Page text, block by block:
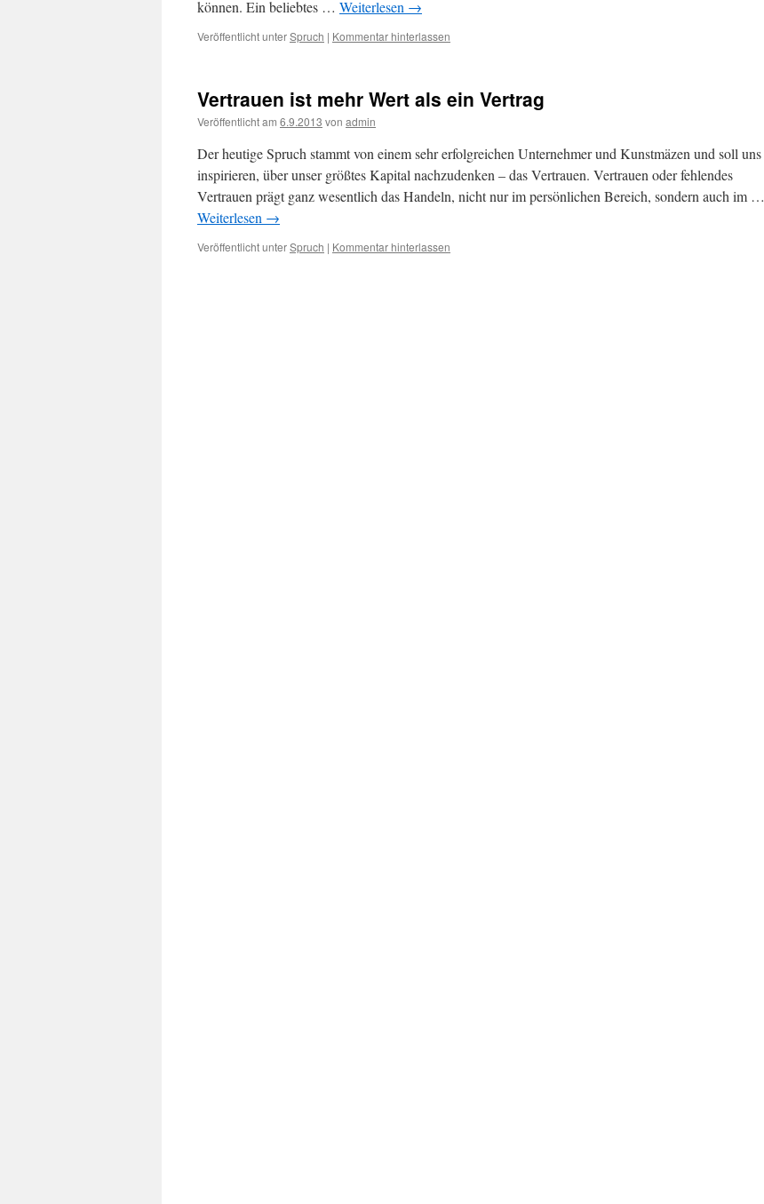
können. Ein beliebtes … Weiterlesen →
Veröffentlicht unterSpruch | Kommentar hinterlassen
Vertrauen ist mehr Wert als ein Vertrag
Veröffentlicht am 6.9.2013 von admin
Der heutige Spruch stammt von einem sehr erfolgreichen Unternehmer und Kunstmäzen und soll uns
inspirieren, über unser größtes Kapital nachzudenken – das Vertrauen. Vertrauen oder fehlendes
Vertrauen prägt ganz wesentlich das Handeln, nicht nur im persönlichen Bereich, sondern auch im …
Weiterlesen →
Veröffentlicht unterSpruch | Kommentar hinterlassen